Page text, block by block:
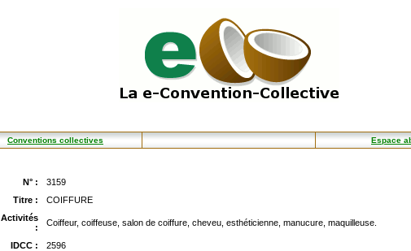
Conventions collectives Espace
N° :
3159
Titre :
COIFFURE
Activités
:
Coiffeur, coiffeuse, salon de coiffure, cheveu, esthéticienne, manucure, maquilleuse.
IDCC :
2596